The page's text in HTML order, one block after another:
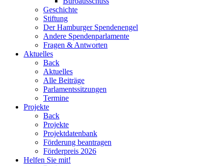
Geschichte
Stiftung
Der Hamburger Spendenengel
Andere Spendenparlamente
Fragen & Antworten
Aktuelles
Back
Aktuelles
Alle Beiträge
Parlamentssitzungen
Termine
Projekte
Back
Projekte
Projektdatenbank
Förderung beantragen
Förderpreis 2026
Helfen Sie mit!